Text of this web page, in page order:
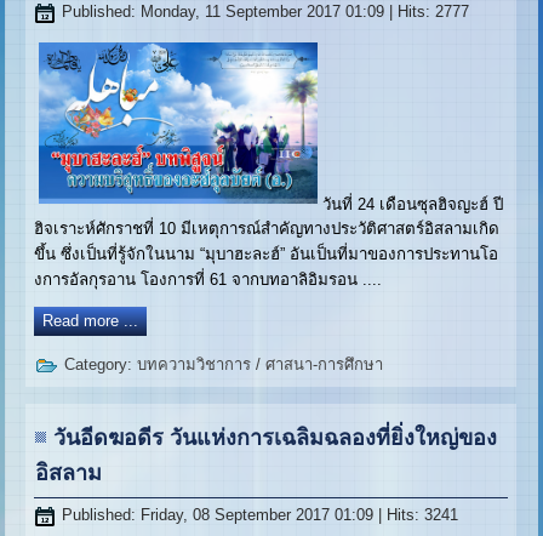
Published: Monday, 11 September 2017 01:09 | Hits: 2777
วันที่ 24 เดือนซุลฮิจญะฮ์ ปี
ฮิจเราะห์ศักราชที่ 10 มีเหตุการณ์สำคัญทางประวัติศาสตร์อิสลามเกิด
ขึ้น ซึ่งเป็นที่รู้จักในนาม “มุบาฮะละฮ์” อันเป็นที่มาของการประทานโอ
งการอัลกุรอาน โองการที่ 61 จากบทอาลิอิมรอน ....
Read more ...
Category:บทความวิชาการ /ศาสนา-การศึกษา
วันอีดฆอดีร วันแห่งการเฉลิมฉลองที่ยิ่งใหญ่ของ
อิสลาม
Published: Friday, 08 September 2017 01:09 | Hits: 3241